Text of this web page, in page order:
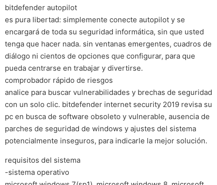
bitdefender autopilot
es pura libertad: simplemente conecte autopilot y se
encargará de toda su seguridad informática, sin que usted
tenga que hacer nada. sin ventanas emergentes, cuadros de
diálogo ni cientos de opciones que configurar, para que
pueda centrarse en trabajar y divertirse.
comprobador rápido de riesgos
analice para buscar vulnerabilidades y brechas de seguridad
con un solo clic. bitdefender internet security 2019 revisa su
pc en busca de software obsoleto y vulnerable, ausencia de
parches de seguridad de windows y ajustes del sistema
potencialmente inseguros, para indicarle la mejor solución.
requisitos del sistema
-sistema operativo